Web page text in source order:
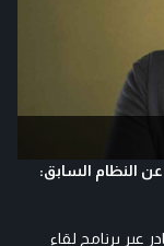
النظام السابق:
عبر برنامج لقاء